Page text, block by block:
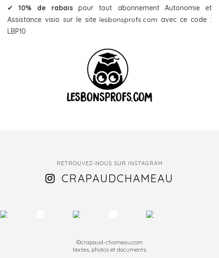
✔10% de rabaispour tout abonnement Autonomie et
Assistance visio sur le site lesbonsprofs.com avec ce code :
LBP10
RETROUVEZ-NOUS SUR INSTAGRAM
CRAPAUDCHAMEAU
©crapaud-chameau.com
textes, photos et documents